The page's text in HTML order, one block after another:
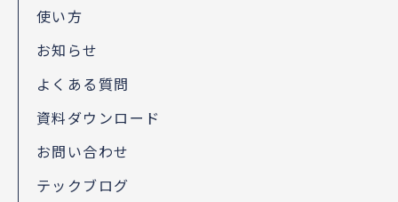
使い方
お知らせ
よくある質問
資料ダウンロード
お問い合わせ
テックブログ